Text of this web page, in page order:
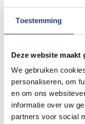
Toestemming
Deze website maakt
We gebruiken
personaliseren, om
en om ons
informatie over uw
partners voor social
U kunt de afdeling
Voorbereiding
Opname
Op de dag van het
uw brief of in